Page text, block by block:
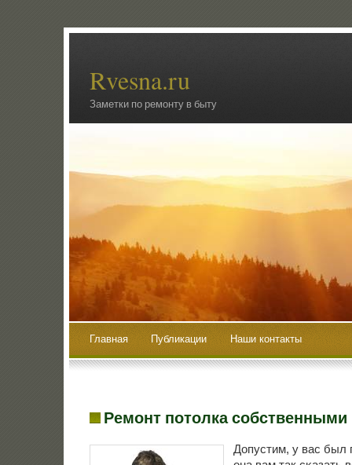
Rvesna.ru
Заметки по ремонту в быту
Главная Публикации Наши контакты
Ремонт потолка собственными
Допустим, у вас был